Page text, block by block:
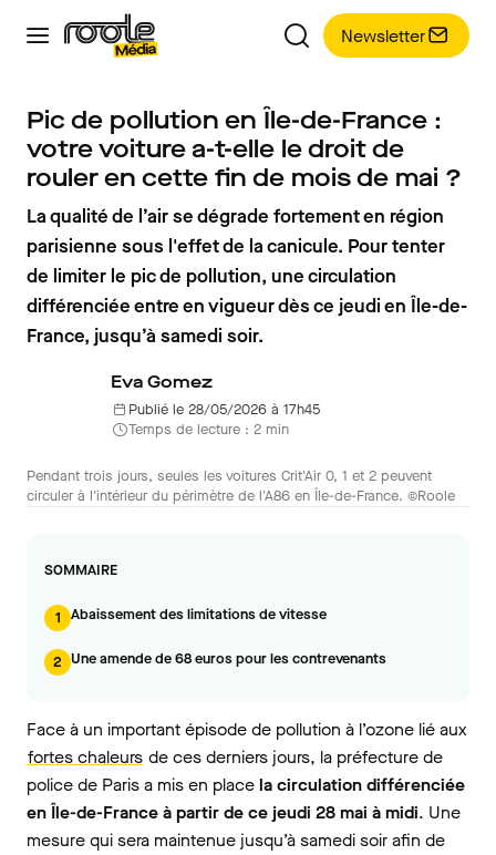
Newsletter
Pic de pollution en Île-de-France :
votre voiture a-t-elle le droit de
rouler en cette fin de mois de mai ?
La qualité de l’air se dégrade fortement en région
parisienne sous l'effet de la canicule. Pour tenter
de limiter le pic de pollution, une circulation
différenciée entre en vigueur dès ce jeudi en Île-de-
France, jusqu’à samedi soir.
Eva Gomez
Publié le 28/05/2026 à 17h45
Temps de lecture : 2 min
Pendant trois jours, seules les voitures Crit'Air 0, 1 et 2 peuvent
circuler à l'intérieur du périmètre de l'A86 en Île-de-France. ©Roole
SOMMAIRE
1 Abaissement des limitations de vitesse
2 Une amende de 68 euros pour les contrevenants
Face à un important épisode de pollution à l’ozone lié aux
fortes chaleurs de ces derniers jours, la préfecture de
police de Paris a mis en placela circulation différenciée
en Île-de-France à partir de ce jeudi 28 mai à midi. Une
mesure qui sera maintenue jusqu’à samedi soir afin de